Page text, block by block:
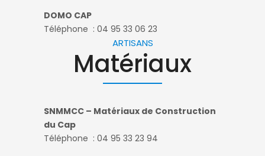
DOMO CAP
Téléphone : 04 95 33 06 23
ARTISANS
Matériaux
SNMMCC – Matériaux de Construction
du Cap
Téléphone : 04 95 33 23 94